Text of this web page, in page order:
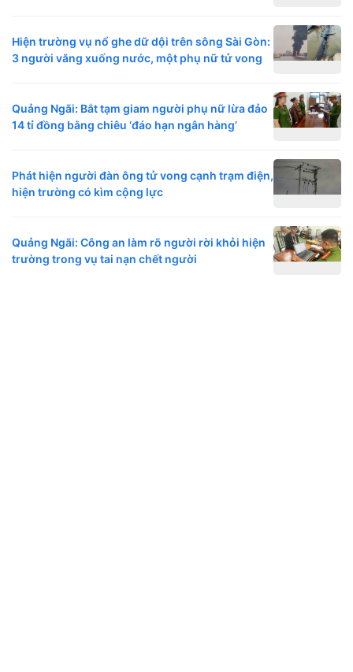
Hiện trường vụ nổ ghe dữ dội trên sông Sài Gòn:
3 người văng xuống nước, một phụ nữ tử vong
Quảng Ngãi: Bắt tạm giam người phụ nữ lừa đảo
14 tỉ đồng bằng chiêu ‘đáo hạn ngân hàng’
Phát hiện người đàn ông tử vong cạnh trạm điện,
hiện trường có kìm cộng lực
Quảng Ngãi: Công an làm rõ người rời khỏi hiện
trường trong vụ tai nạn chết người